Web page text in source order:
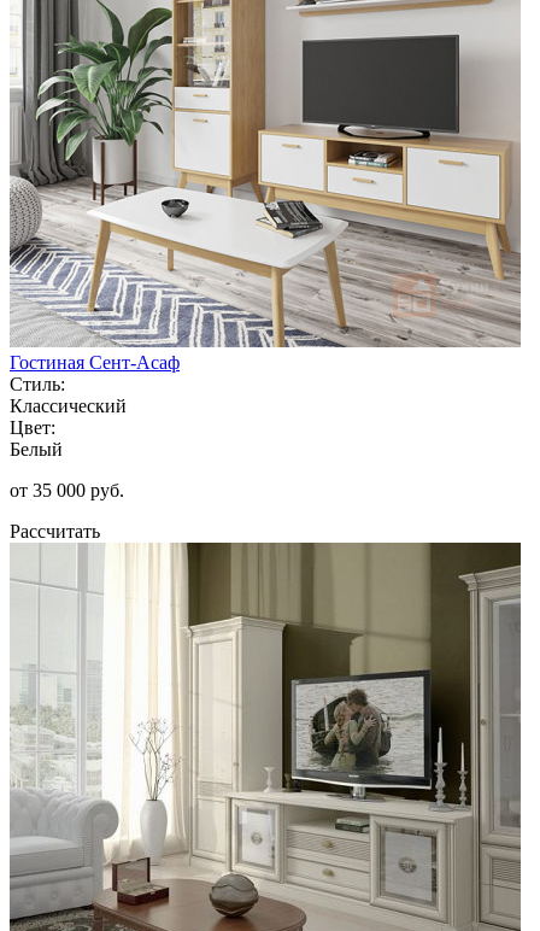
Гостиная Сент-Асаф
Стиль:
Классический
Цвет:
Белый
от 35 000 руб.
Рассчитать